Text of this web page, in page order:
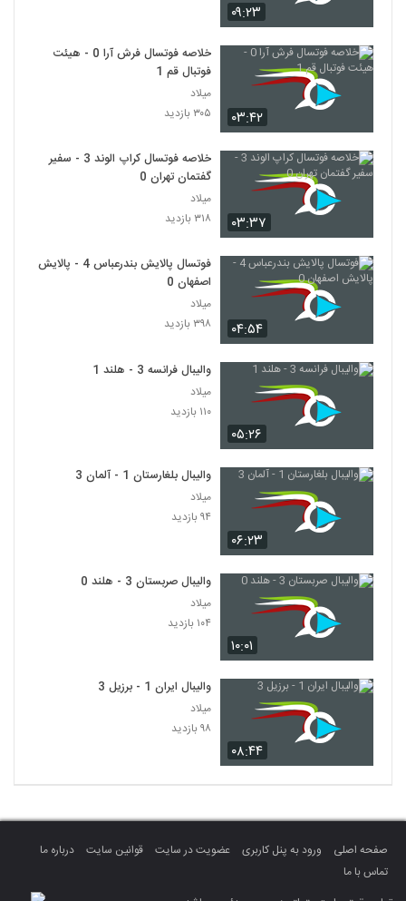
۰۹:۲۳
۰۳:۴۲
خلاصه فوتسال فرش آرا 0 - هیئت
فوتبال قم 1
میلاد
۳۰۵ بازدید
۰۳:۳۷
خلاصه فوتسال کراپ الوند 3 - سفیر
گفتمان تهران 0
میلاد
۳۱۸ بازدید
۰۴:۵۴
فوتسال پالایش بندرعباس 4 - پالایش
اصفهان 0
میلاد
۳۹۸ بازدید
۰۵:۲۶
والیبال فرانسه 3 - هلند 1
میلاد
۱۱۰ بازدید
۰۶:۲۳
والیبال بلغارستان 1 - آلمان 3
میلاد
۹۴ بازدید
۱۰:۰۱
والیبال صربستان 3 - هلند 0
میلاد
۱۰۴ بازدید
۰۸:۴۴
والیبال ایران 1 - برزیل 3
میلاد
۹۸ بازدید
صفحه اصلی ورود به پنل کاربری عضویت در سایت قوانین سایت
درباره ما
تماس با ما